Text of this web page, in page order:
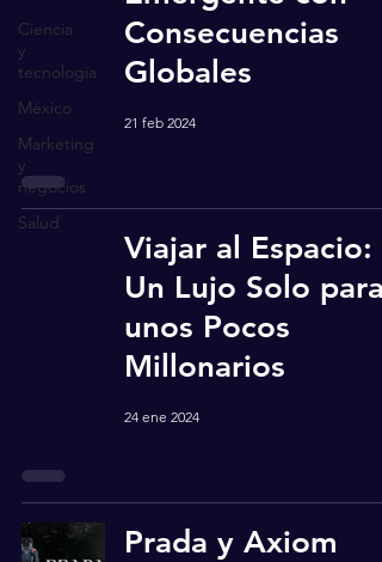
Ciencia
y
tecnología
México
Marketing
y
negocios
Salud
Consecuencias
Globales
21 feb 2024
Viajar al Espacio:
Un Lujo Solo para
unos Pocos
Millonarios
24 ene 2024
Prada y Axiom